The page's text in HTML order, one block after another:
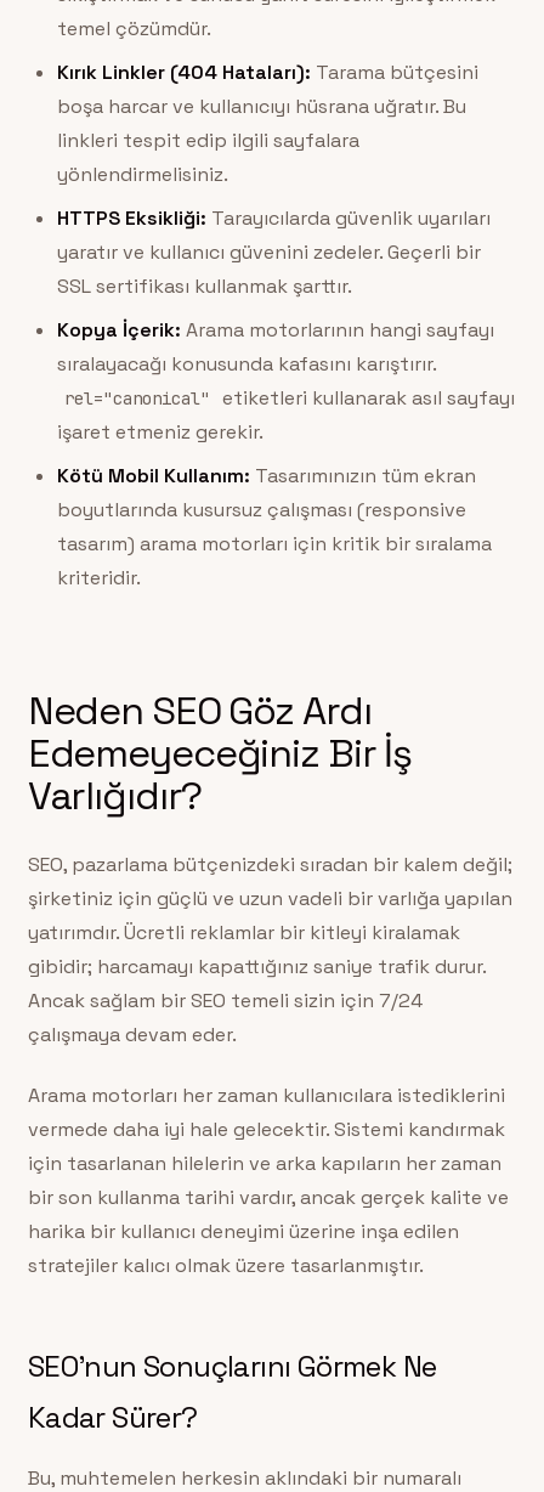
temel çözümdür.
Kırık Linkler (404 Hataları): Tarama bütçesini
boşa harcar ve kullanıcıyı hüsrana uğratır. Bu
linkleri tespit edip ilgili sayfalara
yönlendirmelisiniz.
HTTPS Eksikliği: Tarayıcılarda güvenlik uyarıları
yaratır ve kullanıcı güvenini zedeler. Geçerli bir
SSL sertifikası kullanmak şarttır.
Kopya İçerik: Arama motorlarının hangi sayfayı
sıralayacağı konusunda kafasını karıştırır.
rel="canonical"
etiketleri kullanarak asıl sayfayı
işaret etmeniz gerekir.
Kötü Mobil Kullanım: Tasarımınızın tüm ekran
boyutlarında kusursuz çalışması (responsive
tasarım) arama motorları için kritik bir sıralama
kriteridir.
Neden SEO Göz Ardı
Edemeyeceğiniz Bir İş
Varlığıdır?
SEO, pazarlama bütçenizdeki sıradan bir kalem değil;
şirketiniz için güçlü ve uzun vadeli bir varlığa yapılan
yatırımdır. Ücretli reklamlar bir kitleyi kiralamak
gibidir; harcamayı kapattığınız saniye trafik durur.
Ancak sağlam bir SEO temeli sizin için 7/24
çalışmaya devam eder.
Arama motorları her zaman kullanıcılara istediklerini
vermede daha iyi hale gelecektir. Sistemi kandırmak
için tasarlanan hilelerin ve arka kapıların her zaman
bir son kullanma tarihi vardır, ancak gerçek kalite ve
harika bir kullanıcı deneyimi üzerine inşa edilen
stratejiler kalıcı olmak üzere tasarlanmıştır.
SEO’nun Sonuçlarını Görmek Ne
Kadar Sürer?
Bu, muhtemelen herkesin aklındaki bir numaralı